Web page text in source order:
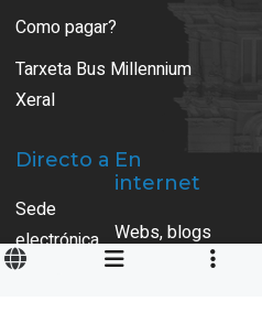
Como pagar?
Tarxeta Bus Millennium
Xeral
Directo a
Sede
electrónica
municipal
En
internet
Webs, blogs
e redes